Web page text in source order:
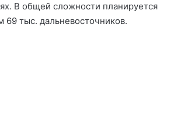
В общей сложности планируется
69 тыс. дальневосточников.